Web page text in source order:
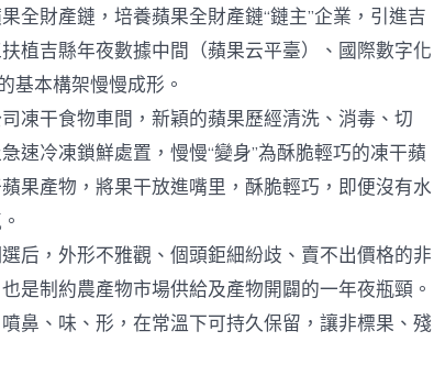
全財產鏈，培養蘋果全財產鏈“鏈主”企業，引進吉
植吉縣年夜數據中間（蘋果云平臺）、國際數字化
基本構架慢慢成形。
干食物車間，新穎的蘋果歷經清洗、消毒、切
速冷凍鎖鮮處置，慢慢“變身”為酥脆輕巧的凍干蘋
果產物，將果干放進嘴里，酥脆輕巧，即便沒有水
，外形不雅觀、個頭鉅細紛歧、賣不出價格的非
是制約農產物市場供給及產物開闢的一年夜瓶頸。
鼻、味、形，在常溫下可持久保留，讓非標果、殘